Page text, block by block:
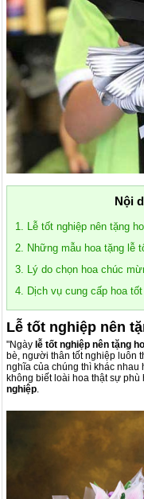
Nội
1. Lễ tốt nghiệp nên tặng
2. Những mẫu hoa tặng lễ
3. Lý do chọn hoa chúc
4. Dịch vụ cung cấp hoa
Lễ tốt nghiệp nên
"Ngày lễ tốt nghiệp nên tặng
bè, người thân tốt nghiệp luôn
nghĩa của chúng thì khác
không biết loài hoa thật sự phù
nghiệp.